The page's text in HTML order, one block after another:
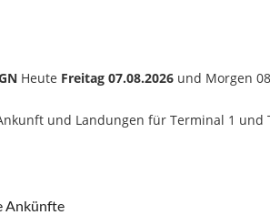
Heute Freitag 07.08.2026 und Morgen
und Landungen für Terminal 1 und
Ankünfte